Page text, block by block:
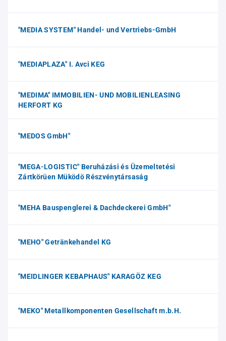
"MEDIA SYSTEM" Handel- und Vertriebs-GmbH
"MEDIAPLAZA" I. Avci KEG
"MEDIMA" IMMOBILIEN- UND MOBILIENLEASING
HERFORT KG
"MEDOS GmbH"
"MEGA-LOGISTIC" Beruházási és Üzemeltetési
Zártkörüen Müködö Részvénytársaság
"MEHA Bauspenglerei & Dachdeckerei GmbH"
"MEHO" Getränkehandel KG
"MEIDLINGER KEBAPHAUS" KARAGÖZ KEG
"MEKO" Metallkomponenten Gesellschaft m.b.H.